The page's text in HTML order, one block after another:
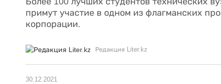
примут участие в одном из флагманских
корпорации.
Редакция Liter.kz
30.12.2021